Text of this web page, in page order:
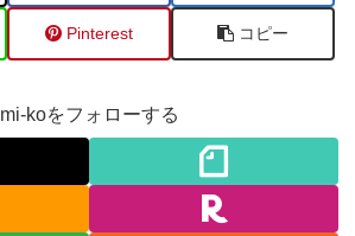
Pinterest コピー
mi-koをフォローする